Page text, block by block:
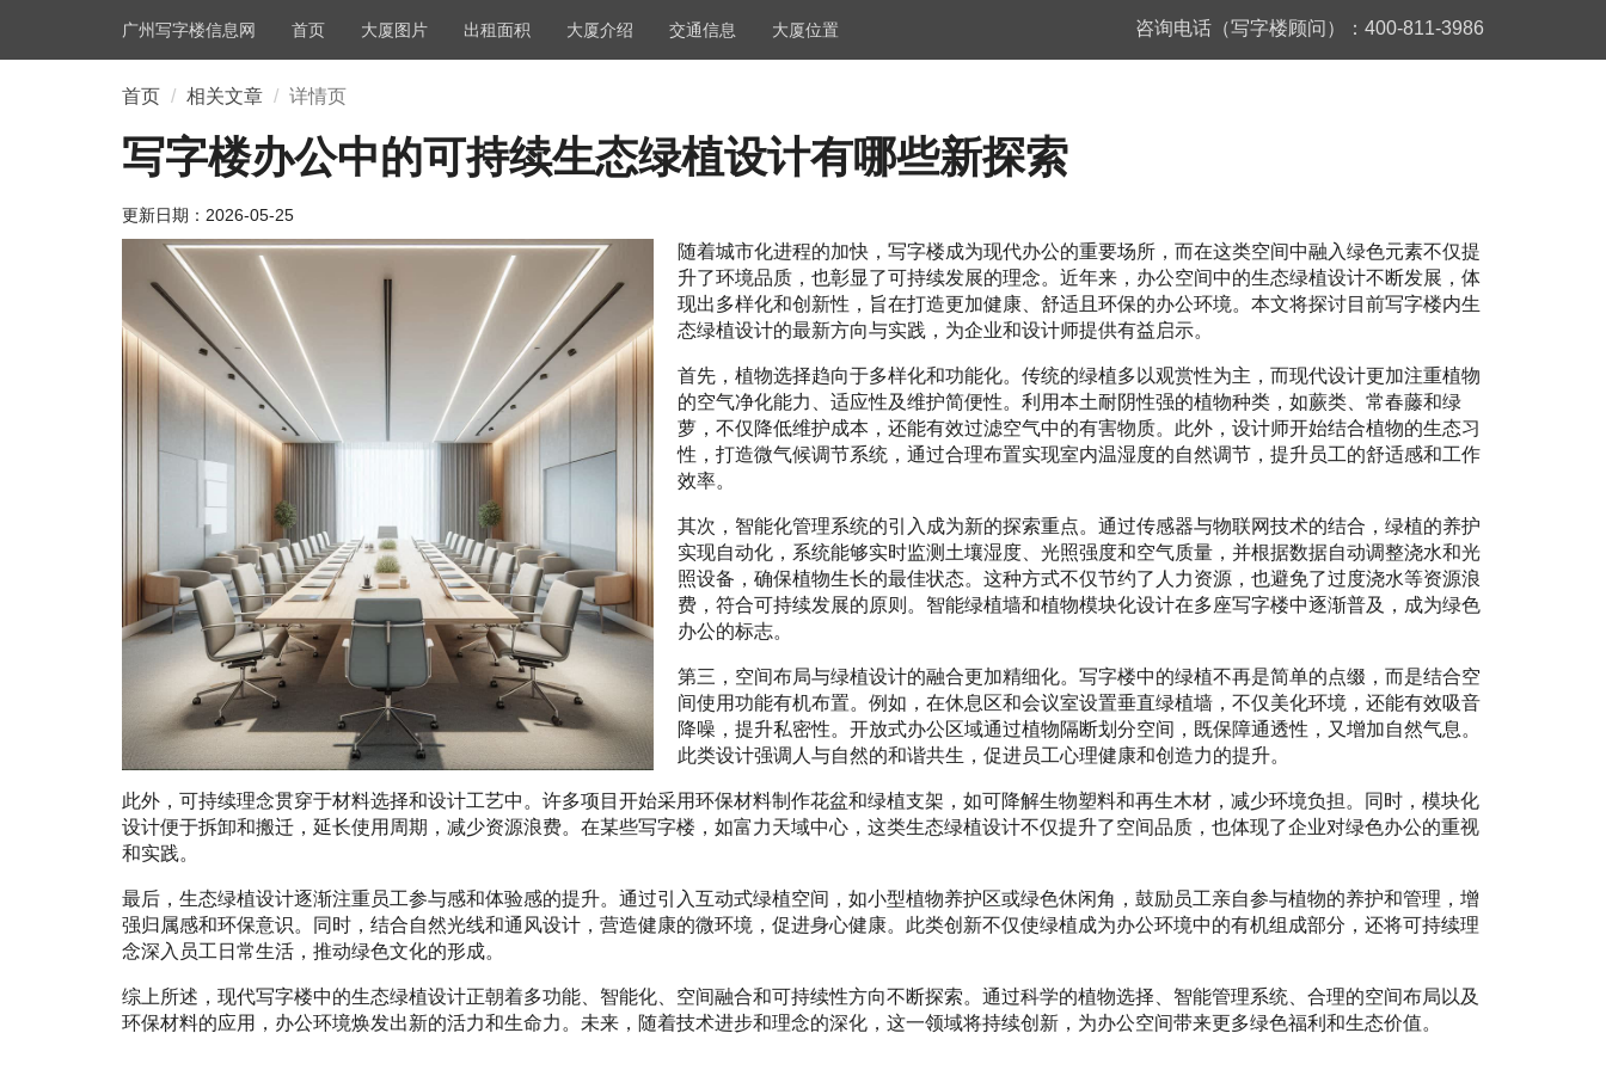
广州写字楼信息网 首页 大厦图片 出租面积 大厦介绍 交通信息 大厦位置 咨询电话（写字楼顾问）：400-811-3986
首页 相关文章 详情页
写字楼办公中的可持续生态绿植设计有哪些新探索
更新日期： 2026-05-25
随着城市化进程的加快，写字楼成为现代办公的重要场所，而在这类空间中融入绿色元素不仅提
升了环境品质，也彰显了可持续发展的理念。近年来，办公空间中的生态绿植设计不断发展，体
现出多样化和创新性，旨在打造更加健康、舒适且环保的办公环境。本文将探讨目前写字楼内生
态绿植设计的最新方向与实践，为企业和设计师提供有益启示。
首先，植物选择趋向于多样化和功能化。传统的绿植多以观赏性为主，而现代设计更加注重植物
的空气净化能力、适应性及维护简便性。利用本土耐阴性强的植物种类，如蕨类、常春藤和绿
萝，不仅降低维护成本，还能有效过滤空气中的有害物质。此外，设计师开始结合植物的生态习
性，打造微气候调节系统，通过合理布置实现室内温湿度的自然调节，提升员工的舒适感和工作
效率。
其次，智能化管理系统的引入成为新的探索重点。通过传感器与物联网技术的结合，绿植的养护
实现自动化，系统能够实时监测土壤湿度、光照强度和空气质量，并根据数据自动调整浇水和光
照设备，确保植物生长的最佳状态。这种方式不仅节约了人力资源，也避免了过度浇水等资源浪
费，符合可持续发展的原则。智能绿植墙和植物模块化设计在多座写字楼中逐渐普及，成为绿色
办公的标志。
第三，空间布局与绿植设计的融合更加精细化。写字楼中的绿植不再是简单的点缀，而是结合空
间使用功能有机布置。例如，在休息区和会议室设置垂直绿植墙，不仅美化环境，还能有效吸音
降噪，提升私密性。开放式办公区域通过植物隔断划分空间，既保障通透性，又增加自然气息。
此类设计强调人与自然的和谐共生，促进员工心理健康和创造力的提升。
此外，可持续理念贯穿于材料选择和设计工艺中。许多项目开始采用环保材料制作花盆和绿植支架，如可降解生物塑料和再生木材，减少环境负担。同时，模块化
设计便于拆卸和搬迁，延长使用周期，减少资源浪费。在某些写字楼，如富力天域中心，这类生态绿植设计不仅提升了空间品质，也体现了企业对绿色办公的重视
和实践。
最后，生态绿植设计逐渐注重员工参与感和体验感的提升。通过引入互动式绿植空间，如小型植物养护区或绿色休闲角，鼓励员工亲自参与植物的养护和管理，增
强归属感和环保意识。同时，结合自然光线和通风设计，营造健康的微环境，促进身心健康。此类创新不仅使绿植成为办公环境中的有机组成部分，还将可持续理
念深入员工日常生活，推动绿色文化的形成。
综上所述，现代写字楼中的生态绿植设计正朝着多功能、智能化、空间融合和可持续性方向不断探索。通过科学的植物选择、智能管理系统、合理的空间布局以及
环保材料的应用，办公环境焕发出新的活力和生命力。未来，随着技术进步和理念的深化，这一领域将持续创新，为办公空间带来更多绿色福利和生态价值。